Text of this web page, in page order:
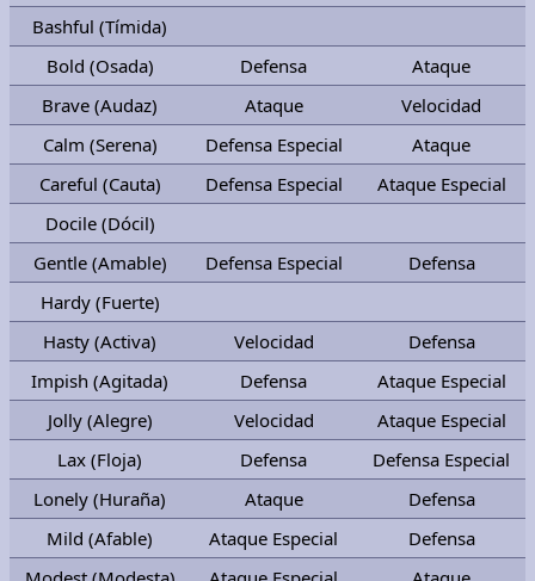
Bashful (Tímida)
Bold (Osada)
Defensa
Ataque
Brave (Audaz)
Ataque
Velocidad
Calm (Serena)
Defensa Especial
Ataque
Careful (Cauta)
Defensa Especial
Ataque Especial
Docile (Dócil)
Gentle (Amable)
Defensa Especial
Defensa
Hardy (Fuerte)
Hasty (Activa)
Velocidad
Defensa
Impish (Agitada)
Defensa
Ataque Especial
Jolly (Alegre)
Velocidad
Ataque Especial
Lax (Floja)
Defensa
Defensa Especial
Lonely (Huraña)
Ataque
Defensa
Mild (Afable)
Ataque Especial
Defensa